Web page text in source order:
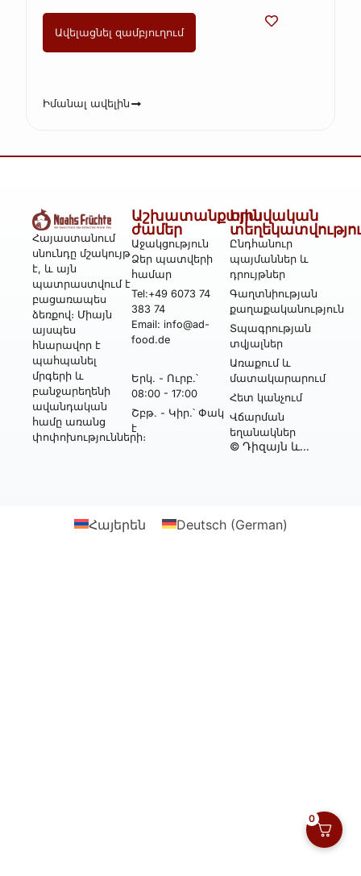
Ավելացնել զամբյուղում
Իմանալ ավելին
Հայաստանում
սնունդը մշակույթ
է, և այն
պատրաստվում է
բացառապես
ձեռքով։ Միայն
այսպես
հնարավոր է
պահպանել
մրգերի և
բանջարեղենի
ավանդական
համը առանց
փոփոխությունների։
Աշխատանքային
ժամեր
Աջակցություն
Ձեր պատվերի
համար
Tel:+49 6073 74
383 74
Email: info@ad-
food.de
Երկ․ - Ուրբ․՝
08:00 - 17:00
Շբթ․ - Կիր․՝ Փակ
է
Իրավական
Ընդհանուր
պայմաններ և
դրույթներ
Գաղտնիության
քաղաքականություն
Տպագրության
տվյալներ
Առաքում և
մատակարարում
Հետ կանչում
Վճարման
եղանակներ
© Դիզայն և
Հայերեն Deutsch(German)
0